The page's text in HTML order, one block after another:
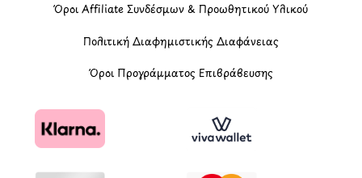
Όροι Affiliate Συνδέσμων & Προωθητικού Υλικού
Πολιτική Διαφημιστικής Διαφάνειας
Όροι Προγράμματος Επιβράβευσης